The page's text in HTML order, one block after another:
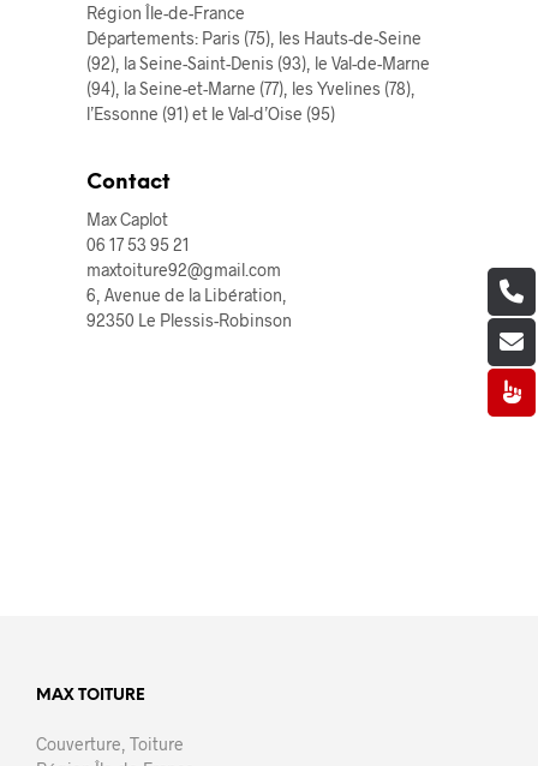
Région Île-de-France
Départements: Paris (75), les Hauts-de-Seine
(92), la Seine-Saint-Denis (93), le Val-de-Marne
(94), la Seine-et-Marne (77), les Yvelines (78),
l’Essonne (91) et le Val-d’Oise (95)
Contact
Max Caplot
06 17 53 95 21
maxtoiture92@gmail.com
6, Avenue de la Libération,
92350 Le Plessis-Robinson
MAX TOITURE
Couverture, Toiture